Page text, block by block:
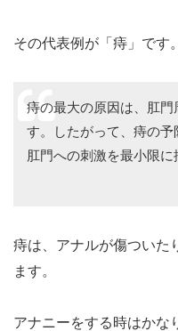
その代表例が「痔」です。
痔の最大の原因は、肛
す。したがって、痔の
肛門への刺激を最小限に
痔は、アナルが傷ついた
ます。
アナニーをする時はかな